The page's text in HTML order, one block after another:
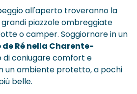
all'aperto troveranno la
piazzole ombreggiate
o camper. Soggiornare in un
Ré nella Charente-
di coniugare comfort e
un ambiente protetto, a pochi
belle.